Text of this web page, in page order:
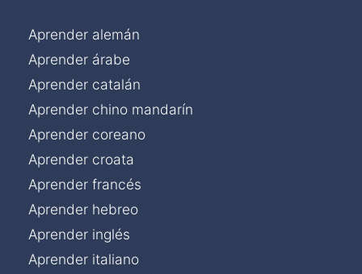
Aprender alemán
Aprender árabe
Aprender catalán
Aprender chino mandarín
Aprender coreano
Aprender croata
Aprender francés
Aprender hebreo
Aprender inglés
Aprender italiano